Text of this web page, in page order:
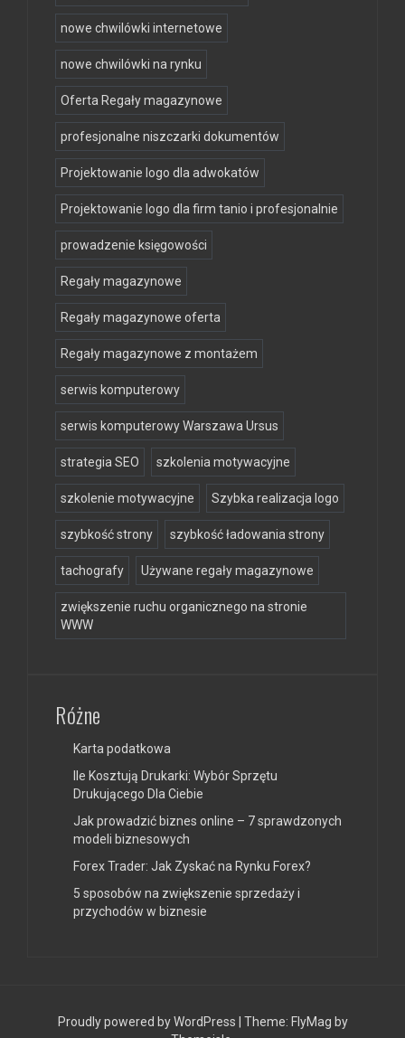
nowe chwilówki internetowe
nowe chwilówki na rynku
Oferta Regały magazynowe
profesjonalne niszczarki dokumentów
Projektowanie logo dla adwokatów
Projektowanie logo dla firm tanio i profesjonalnie
prowadzenie księgowości
Regały magazynowe
Regały magazynowe oferta
Regały magazynowe z montażem
serwis komputerowy
serwis komputerowy Warszawa Ursus
strategia SEO szkolenia motywacyjne
szkolenie motywacyjne Szybka realizacja logo
szybkość strony szybkość ładowania strony
tachografy Używane regały magazynowe
zwiększenie ruchu organicznego na stronie
WWW
Różne
Karta podatkowa
Ile Kosztują Drukarki: Wybór Sprzętu
Drukującego Dla Ciebie
Jak prowadzić biznes online – 7 sprawdzonych
modeli biznesowych
Forex Trader: Jak Zyskać na Rynku Forex?
5 sposobów na zwiększenie sprzedaży i
przychodów w biznesie
Proudly powered by WordPress Theme: FlyMag by